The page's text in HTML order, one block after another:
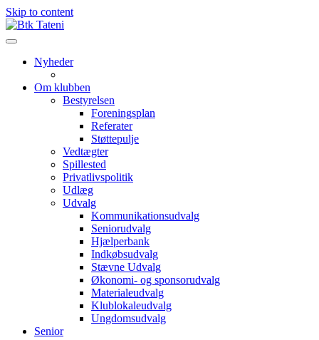
Skip to content
Nyheder
Om klubben
Bestyrelsen
Foreningsplan
Referater
Støttepulje
Vedtægter
Spillested
Privatlivspolitik
Udlæg
Udvalg
Kommunikationsudvalg
Seniorudvalg
Hjælperbank
Indkøbsudvalg
Stævne Udvalg
Økonomi- og sponsorudvalg
Materialeudvalg
Klublokaleudvalg
Ungdomsudvalg
Senior